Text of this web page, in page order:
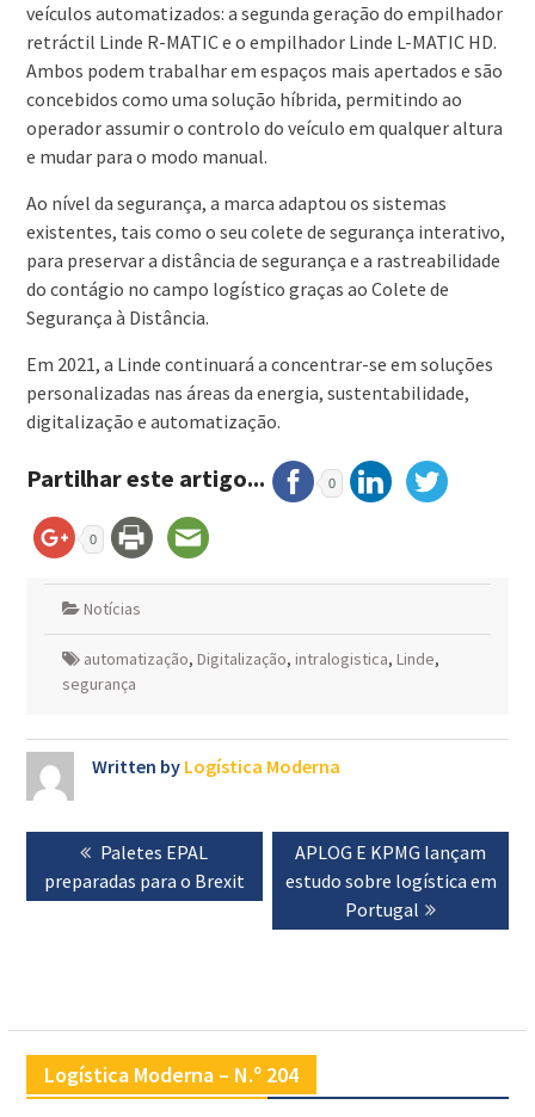
veículos automatizados: a segunda geração do empilhador
retráctil Linde R-MATIC e o empilhador Linde L-MATIC HD.
Ambos podem trabalhar em espaços mais apertados e são
concebidos como uma solução híbrida, permitindo ao
operador assumir o controlo do veículo em qualquer altura
e mudar para o modo manual.
Ao nível da segurança, a marca adaptou os sistemas
existentes, tais como o seu colete de segurança interativo,
para preservar a distância de segurança e a rastreabilidade
do contágio no campo logístico graças ao Colete de
Segurança à Distância.
Em 2021, a Linde continuará a concentrar-se em soluções
personalizadas nas áreas da energia, sustentabilidade,
digitalização e automatização.
Partilhar este artigo... 0
0
Notícias
automatização, Digitalização, intralogistica, Linde,
segurança
Written by Logística Moderna
Navegação
artigos
Previous
post:
Paletes EPAL
preparadas para o Brexit
Next
post:
APLOG E KPMG lançam
estudo sobre logística em
Portugal
Logística Moderna – N.º 204